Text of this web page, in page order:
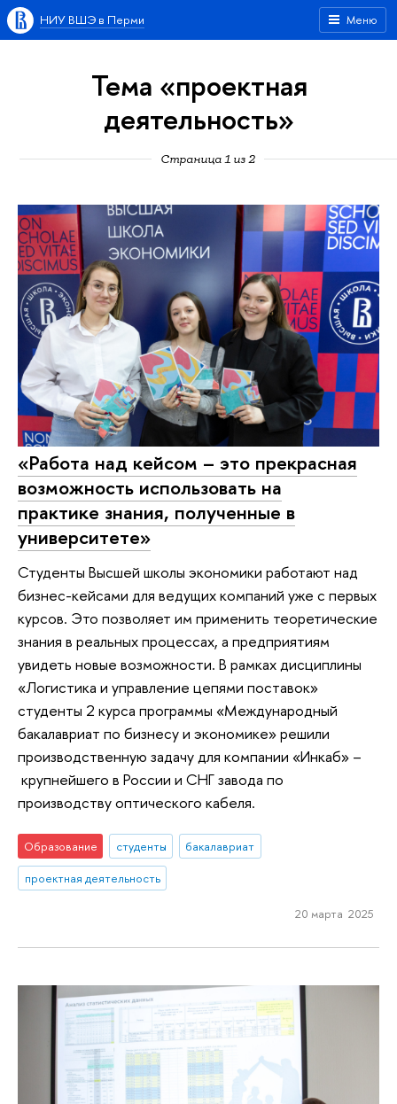
Меню
НИУ ВШЭ в Перми
Тема «проектная
деятельность»
Страница 1 из 2
«Работа над кейсом – это прекрасная
возможность использовать на
практике знания, полученные в
университете»
Студенты Высшей школы экономики работают над
бизнес-кейсами для ведущих компаний уже с первых
курсов. Это позволяет им применить теоретические
знания в реальных процессах, а предприятиям
увидеть новые возможности. В рамках дисциплины
«Логистика и управление цепями поставок»
студенты 2 курса программы «Международный
бакалавриат по бизнесу и экономике» решили
производственную задачу для компании «Инкаб» –
крупнейшего в России и СНГ завода по
производству оптического кабеля.
Образование студенты
бакалавриат
проектная деятельность
20 марта 2025